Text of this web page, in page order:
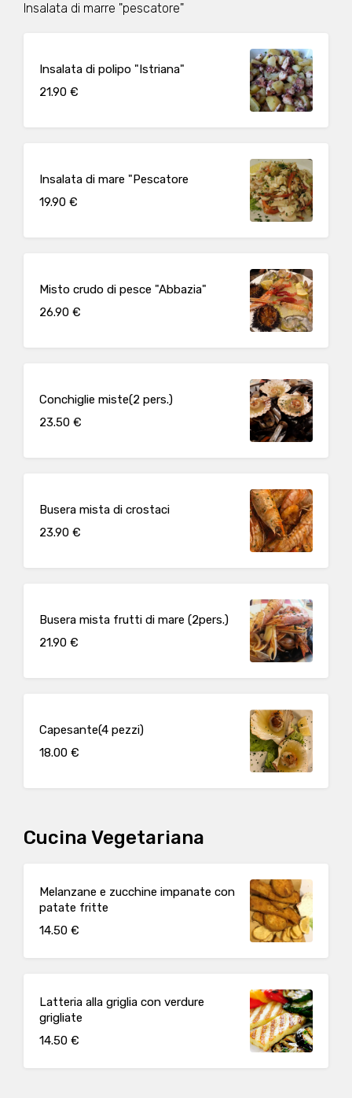
Insalata di marre "pescatore"
Insalata di polipo "Istriana"
21.90 €
Insalata di mare "Pescatore
19.90 €
Misto crudo di pesce "Abbazia"
26.90 €
Conchiglie miste(2 pers.)
23.50 €
Busera mista di crostaci
23.90 €
Busera mista frutti di mare (2pers.)
21.90 €
Capesante(4 pezzi)
18.00 €
Cucina Vegetariana
Melanzane e zucchine impanate con
patate fritte
14.50 €
Latteria alla griglia con verdure
grigliate
14.50 €